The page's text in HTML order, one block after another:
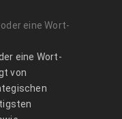
eine Wort-
eine Wort-
von